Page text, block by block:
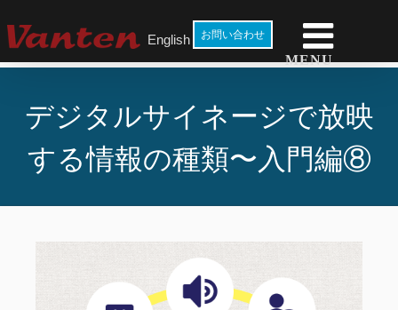
to
content
お問い合わせ
English
デジタルサイネージで放映
する情報の種類〜入門編⑧